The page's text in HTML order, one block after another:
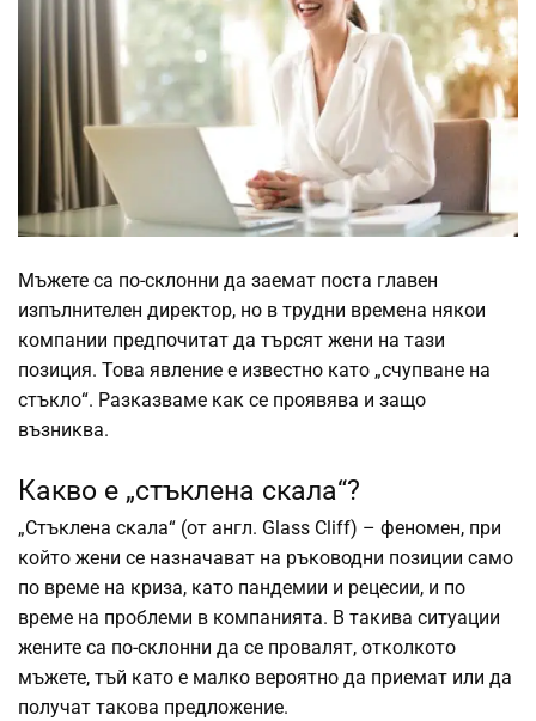
Мъжете са по-склонни да заемат поста главен
изпълнителен директор, но в трудни времена някои
компании предпочитат да търсят жени на тази
позиция. Това явление е известно като „счупване на
стъкло“. Разказваме как се проявява и защо
възниква.
Какво е „стъклена скала“?
„Стъклена скала“ (от англ. Glass Cliff) – феномен, при
който жени се назначават на ръководни позиции само
по време на криза, като пандемии и рецесии, и по
време на проблеми в компанията. В такива ситуации
жените са по-склонни да се провалят, отколкото
мъжете, тъй като е малко вероятно да приемат или да
получат такова предложение.